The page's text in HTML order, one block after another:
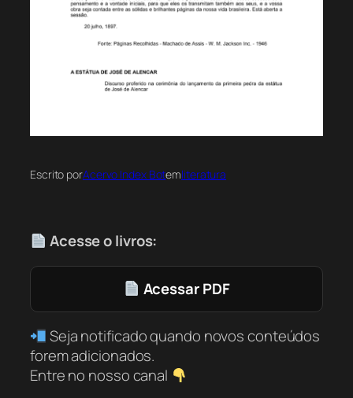
Escrito porAcervo Index Botemliteratura
Acesse o livros:
Acessar PDF
Seja notificado quando novos conteúdos
forem adicionados.
Entre no nosso canal